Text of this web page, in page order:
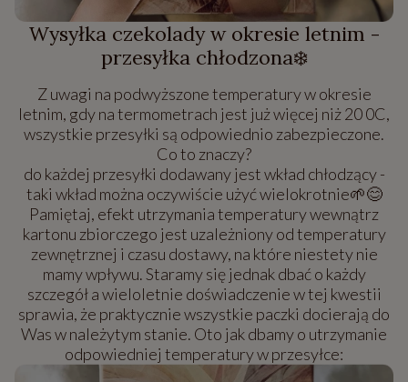
Wysyłka czekolady w okresie letnim -
przesyłka chłodzona❄️
Z uwagi na podwyższone temperatury w okresie
letnim, gdy na termometrach jest już więcej niż 20 0C,
wszystkie przesyłki są odpowiednio zabezpieczone.
Co to znaczy?
do każdej przesyłki dodawany jest wkład chłodzący -
taki wkład można oczywiście użyć wielokrotnie🌱😊
Pamiętaj, efekt utrzymania temperatury wewnątrz
kartonu zbiorczego jest uzależniony od temperatury
zewnętrznej i czasu dostawy, na które niestety nie
mamy wpływu. Staramy się jednak dbać o każdy
szczegół a wieloletnie doświadczenie w tej kwestii
sprawia, że praktycznie wszystkie paczki docierają do
Was w należytym stanie. Oto jak dbamy o utrzymanie
odpowiedniej temperatury w przesyłce: